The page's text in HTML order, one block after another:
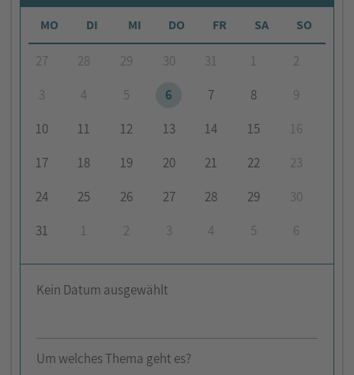
MO DI MI DO FR SA SO
27 28 29 30 31 1
2
3
4 5 6 7 8
9
10
11 12 13 14 15
16
17
18 19 20 21 22
23
24
25 26 27 28 29
30
31
1 2 3 4 5 6
Kein Datum ausgewählt
Um welches Thema geht es?